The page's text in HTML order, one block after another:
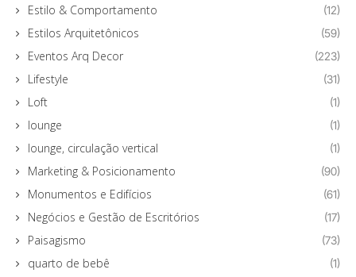
Estilo & Comportamento (12)
Estilos Arquitetônicos (59)
Eventos Arq Decor (223)
Lifestyle (31)
Loft (1)
lounge (1)
lounge, circulação vertical (1)
Marketing & Posicionamento (90)
Monumentos e Edifícios (61)
Negócios e Gestão de Escritórios (17)
Paisagismo (73)
quarto de bebê (1)